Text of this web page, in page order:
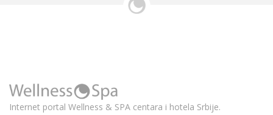
Internet portal Wellness & SPA centara i hotela Srbije.